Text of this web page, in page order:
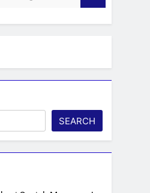
SEARCH